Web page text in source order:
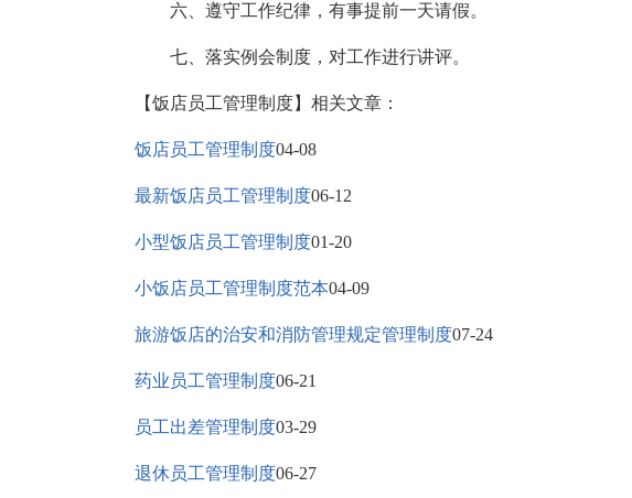
六、遵守工作纪律，有事提前一天请假。
七、落实例会制度，对工作进行讲评。
【饭店员工管理制度】相关文章：
饭店员工管理制度04-08
最新饭店员工管理制度06-12
小型饭店员工管理制度01-20
小饭店员工管理制度范本04-09
旅游饭店的治安和消防管理规定管理制度07-24
药业员工管理制度06-21
员工出差管理制度03-29
退休员工管理制度06-27